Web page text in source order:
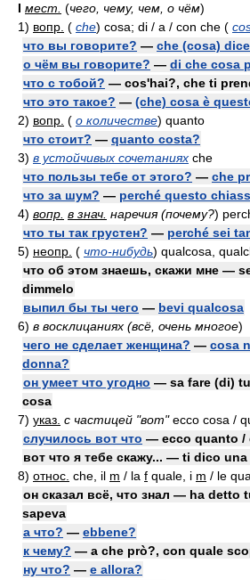
I мест. (чего, чему, чем, о чём)
1) вопр. ( che) cosa; di / a / con che (
что вы говорите? — che (cosa)
о чём вы говорите? — di che cosa
что с тобой? — cos'hai?, che ti
что это такое? — (che) cosa è
2) вопр. ( о количестве) quanto
что стоит? — quanto costa?
3) в устойчивых сочетаниях che
что пользы тебе от этого? — che
что за шум? — perché questo
4) вопр. в знач. наречия (почему?)
что ты так грустен? — perché sei
5) неопр. ( что-нибудь) qualcosa,
что об этом знаешь, скажи мне —
dimmelo
выпил бы ты чего — bevi qualcosa
6) в восклицаниях (всё, очень многое)
чего не сделает женщина? — cosa
donna?
он умеет что угодно — sa fare (di)
cosa
7) указ. с частицей "вот"ecco cosa /
случилось вот что — ecco quanto /
вот что я тебе скажу... — ti dico una
8) относ. che, il m / la f quale, i m / le
он сказал всё, что знал — ha detto
sapeva
а что? — ebbene?
к чему? — a che prò?, con quale
ну что? — e allora?